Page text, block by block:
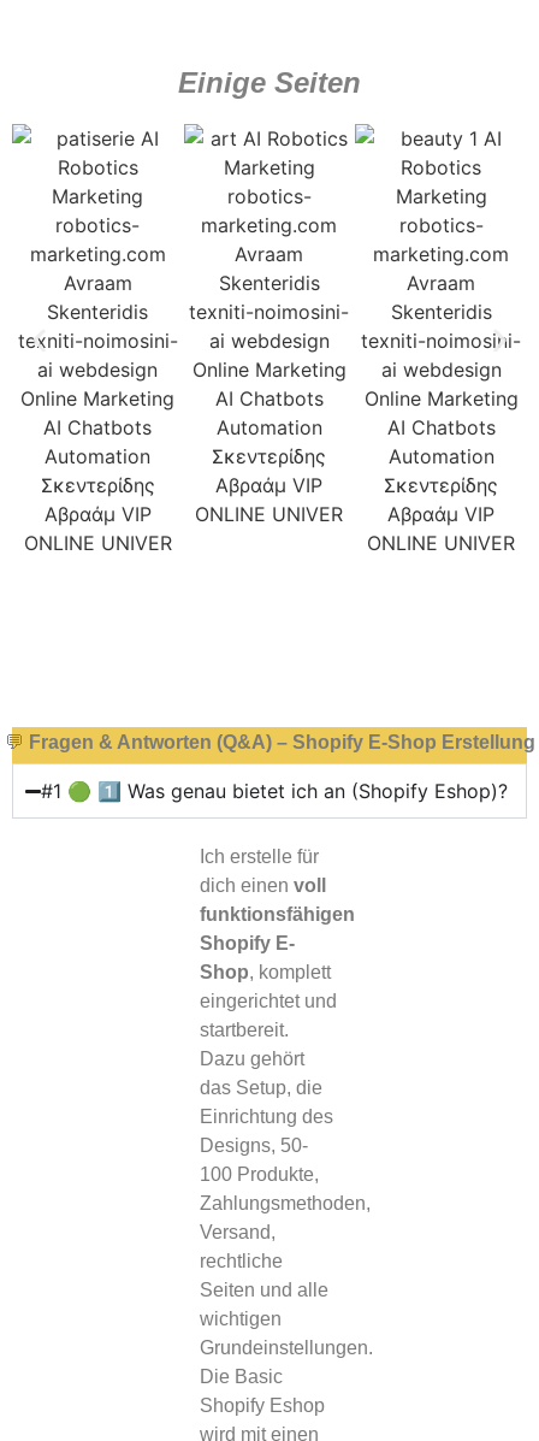
Einige Seiten
💬 Fragen & Antworten (Q&A) – Shopify E-Shop Erstellung
#1 🟢 1️⃣ Was genau bietet ich an (Shopify Eshop)?
Ich erstelle für
dich einen voll
funktionsfähigen
Shopify E-
Shop, komplett
eingerichtet und
startbereit.
Dazu gehört
das Setup, die
Einrichtung des
Designs, 50-
100 Produkte,
Zahlungsmethoden,
Versand,
rechtliche
Seiten und alle
wichtigen
Grundeinstellungen.
Die Basic
Shopify Eshop
wird mit einen